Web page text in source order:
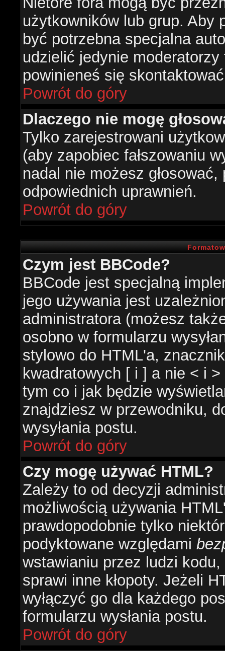
użytkowników lub grup. Aby
być potrzebna specjalna
udzielić jedynie
powinieneś się
Powrót do góry
Dlaczego nie mogę
Tylko zarejestrowani
(aby zapobiec fałszowaniu
nadal nie możesz
odpowiednich uprawnień.
Powrót do góry
Czym jest BBCode?
BBCode jest specjalną
jego używania jest
administratora (możesz
osobno w formularzu
stylowo do HTML'a,
kwadratowych [ i ] a nie < i
tym co i jak będzie
znajdziesz w przewodniku,
wysyłania postu.
Powrót do góry
Czy mogę używać HTML?
Zależy to od decyzji
możliwością używania
prawdopodobnie tylko
podyktowane względami
wstawianiu przez ludzi
sprawi inne kłopoty. Jeżeli
wyłączyć go dla każdego
formularzu wysłania postu.
Powrót do góry